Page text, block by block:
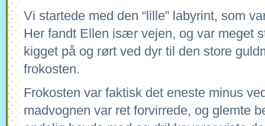
Vi startede med den “lille” labyrint, som
Her fandt Ellen især vejen, og var meget
kigget på og rørt ved dyr til den store
frokosten.
Frokosten var faktisk det eneste minus
madvognen var ret forvirrede, og glemte